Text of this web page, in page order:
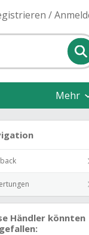
/
Mehr
Händler könnten